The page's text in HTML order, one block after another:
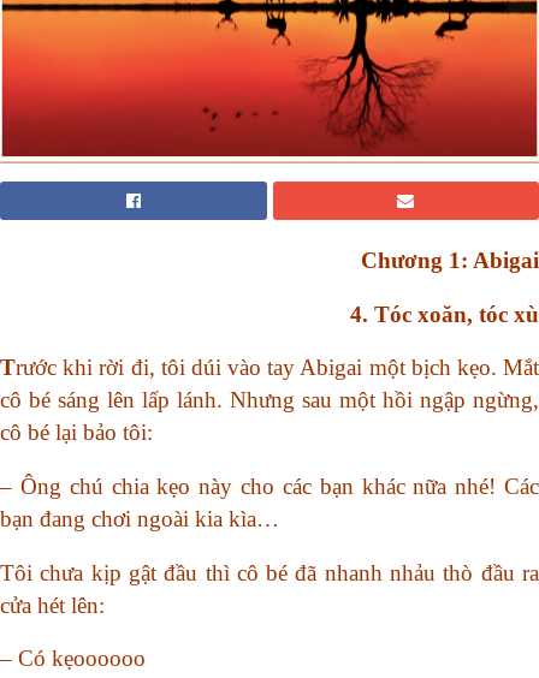
Chương 1: Abigai
4. Tóc xoăn, tóc xù
Trước khi rời đi, tôi dúi vào tay Abigai một bịch kẹo. Mắt
cô bé sáng lên lấp lánh. Nhưng sau một hồi ngập ngừng,
cô bé lại bảo tôi:
– Ông chú chia kẹo này cho các bạn khác nữa nhé! Các
bạn đang chơi ngoài kia kìa…
Tôi chưa kịp gật đầu thì cô bé đã nhanh nhảu thò đầu ra
cửa hét lên:
– Có kẹoooooo